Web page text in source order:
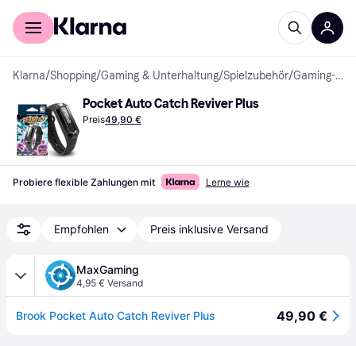
Für Shopper
Klarna/Shopping/Gaming & Unterhaltung/Spielzubehör/ Gaming-Armbänder
Pocket Auto Catch Reviver Plus
Preis49,90 €
Probiere flexible Zahlungen mit Lerne wie
Empfohlen Preis inklusive Versand
MaxGaming
4,95 € Versand
Brook Pocket Auto Catch Reviver Plus 49,90 €